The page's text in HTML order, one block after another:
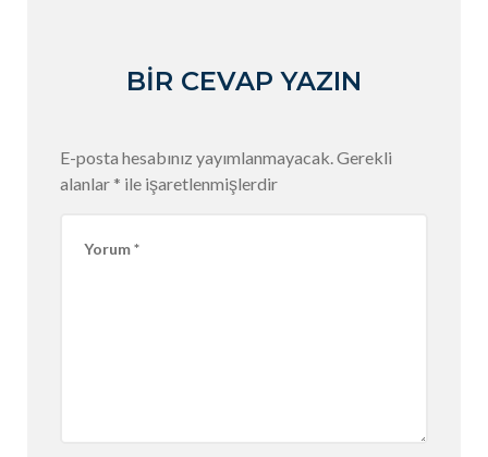
BIR CEVAP YAZIN
E-posta hesabınız yayımlanmayacak.Gerekli
alanlar * ile işaretlenmişlerdir